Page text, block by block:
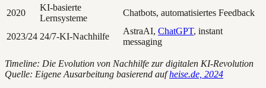
2020
KI-basierte
Lernsysteme
Chatbots, automatisiertes Feedback
2023/24 24/7-KI-Nachhilfe
AstraAI, ChatGPT, instant
messaging
Timeline: Die Evolution von Nachhilfe zur digitalen KI-Revolution
Quelle: Eigene Ausarbeitung basierend aufheise.de, 2024